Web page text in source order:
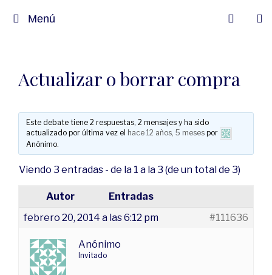
Menú
Actualizar o borrar compra
Este debate tiene 2 respuestas, 2 mensajes y ha sido
actualizado por última vez el hace 12 años, 5 mesespor
Anónimo.
Viendo 3 entradas - de la 1 a la 3 (de un total de 3)
Autor
Entradas
febrero 20, 2014 a las 6:12 pm
#111636
Anónimo
Invitado